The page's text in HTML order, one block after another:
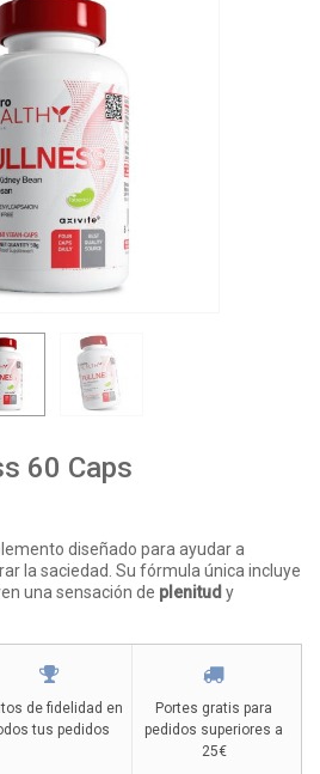
60 Caps
diseñado para ayudar a
la saciedad. Su fórmula única incluye
una sensación de plenitud y
de fidelidad en
tus pedidos
Portes gratis para
pedidos superiores a
25€